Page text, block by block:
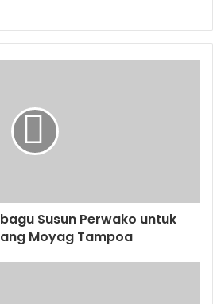
Susun Perwako untuk
Moyag Tampoa